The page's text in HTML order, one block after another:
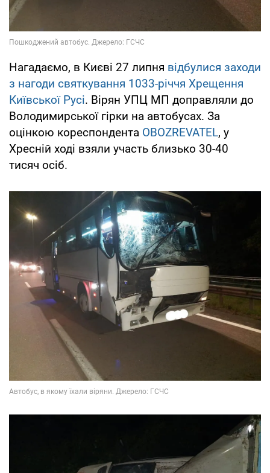
Нагадаємо, в Києві 27 липня відбулися заходи
з нагоди святкування 1033-річчя Хрещення
Київської Русі. Вірян УПЦ МП доправляли до
Володимирської гірки на автобусах. За
оцінкою кореспондента OBOZREVATEL, у
Хресній ході взяли участь близько 30-40
тисяч осіб.